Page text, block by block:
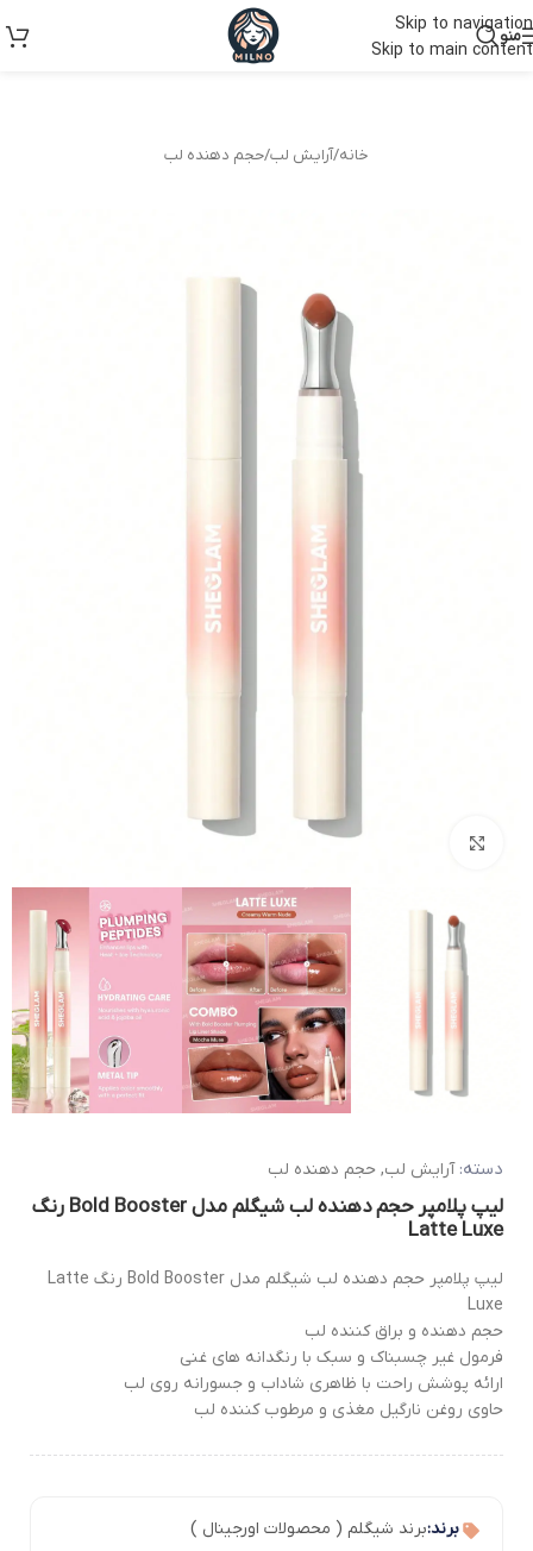
Skip to navigation
Skip to main content
منو
خانه/آرایش لب/حجم دهنده لب
بزرگنمایی تصویر
دسته: آرایش لب, حجم دهنده لب
لیپ پلامپر حجم دهنده لب شیگلم مدل Bold Booster رنگ
Latte Luxe
لیپ پلامپر حجم دهنده لب شیگلم مدل Bold Booster رنگ Latte
Luxe
حجم دهنده و براق کننده لب
فرمول غیر چسبناک و سبک با رنگدانه های غنی
ارائه پوشش راحت با ظاهری شاداب و جسورانه روی لب
حاوی روغن نارگیل مغذی و مرطوب کننده لب
برند:برند شیگلم ( محصولات اورجینال )